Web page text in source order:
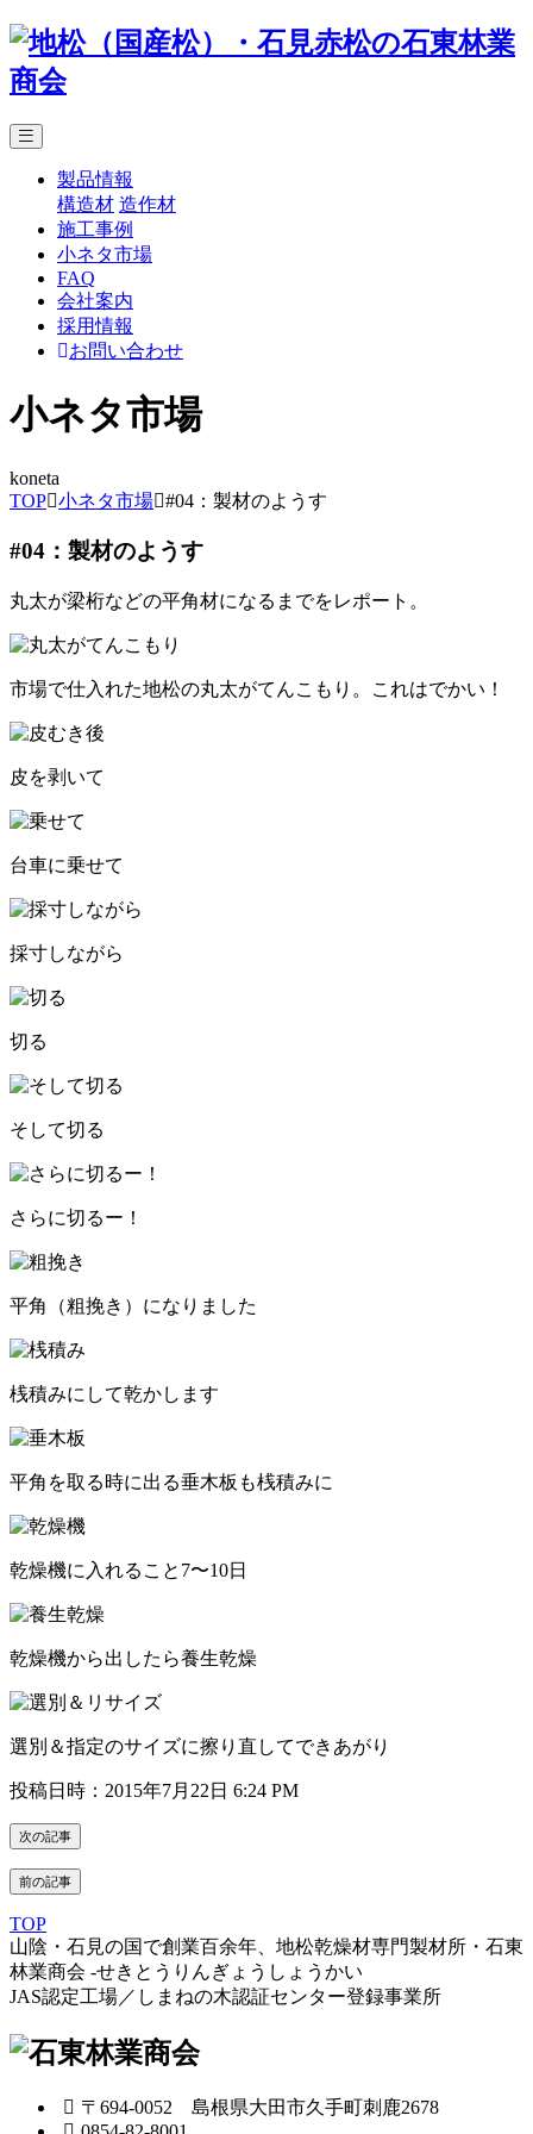
製品情報
構造材 造作材
施工事例
小ネタ市場
FAQ
会社案内
採用情報
お問い合わせ
小ネタ市場
koneta
TOP 小ネタ市場 #04：製材のようす
#04：製材のようす
丸太が梁桁などの平角材になるまでをレポート。
市場で仕入れた地松の丸太がてんこもり。これはでかい！
皮を剥いて
台車に乗せて
採寸しながら
切る
そして切る
さらに切るー！
平角（粗挽き）になりました
桟積みにして乾かします
平角を取る時に出る垂木板も桟積みに
乾燥機に入れること7〜10日
乾燥機から出したら養生乾燥
選別＆指定のサイズに擦り直してできあがり
投稿日時：2015年7月22日 6:24 PM
次の記事
前の記事
TOP
山陰・石見の国で創業百余年、地松乾燥材専門製材所・石東
林業商会 -せきとうりんぎょうしょうかい
JAS認定工場／しまねの木認証センター登録事業所
〒694-0052 島根県大田市久手町刺鹿2678